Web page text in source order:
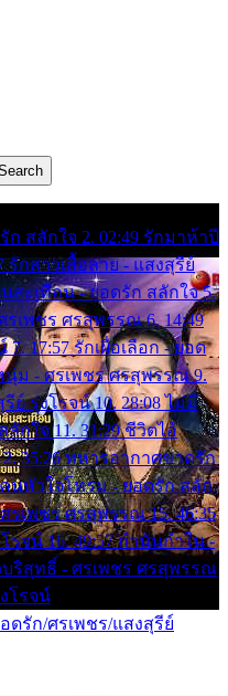
ก สลักใจ 2. 02:49 รักมาห้าปี
รักสาวเสื้อลาย - แสงสุรีย์
สะเทือน - ยอดรัก สลักใจ 5.
เพชร ศรสุพรรณ 6. 14:49
17:57 รักเผื่อเลือก - ยอด
นุ่ม - ศรเพชร ศรสุพรรณ 9.
ย์ รุ่งโรจน์ 10. 28:08 ไม่มี
กใจ 11. 31:29 ชีวิตไอ้
35:26 ทหารอากาศขาดรัก
คนหัวใจโทรม - ยอดรัก สลัก
รเพชร ศรสุพรรณ 15. 46:35
รจน์ 16. 49:57 กำนันกำใน -
บริสุทธิ์ - ศรเพชร ศรสุพรรณ
โรจน์
ดรัก/ศรเพชร/แสงสุรีย์